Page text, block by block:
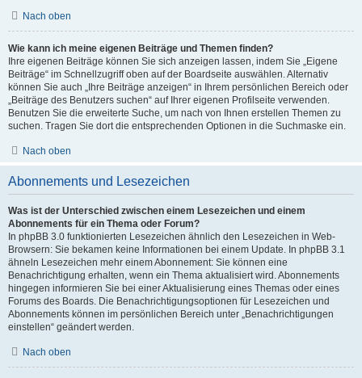
Nach oben
Wie kann ich meine eigenen Beiträge und Themen finden?
Ihre eigenen Beiträge können Sie sich anzeigen lassen, indem Sie „Eigene
Beiträge“ im Schnellzugriff oben auf der Boardseite auswählen. Alternativ
können Sie auch „Ihre Beiträge anzeigen“ in Ihrem persönlichen Bereich oder
„Beiträge des Benutzers suchen“ auf Ihrer eigenen Profilseite verwenden.
Benutzen Sie die erweiterte Suche, um nach von Ihnen erstellen Themen zu
suchen. Tragen Sie dort die entsprechenden Optionen in die Suchmaske ein.
Nach oben
Abonnements und Lesezeichen
Was ist der Unterschied zwischen einem Lesezeichen und einem
Abonnements für ein Thema oder Forum?
In phpBB 3.0 funktionierten Lesezeichen ähnlich den Lesezeichen in Web-
Browsern: Sie bekamen keine Informationen bei einem Update. In phpBB 3.1
ähneln Lesezeichen mehr einem Abonnement: Sie können eine
Benachrichtigung erhalten, wenn ein Thema aktualisiert wird. Abonnements
hingegen informieren Sie bei einer Aktualisierung eines Themas oder eines
Forums des Boards. Die Benachrichtigungsoptionen für Lesezeichen und
Abonnements können im persönlichen Bereich unter „Benachrichtigungen
einstellen“ geändert werden.
Nach oben